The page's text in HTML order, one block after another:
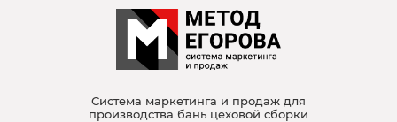
Система маркетинга и продаж для
производства бань цеховой сборки